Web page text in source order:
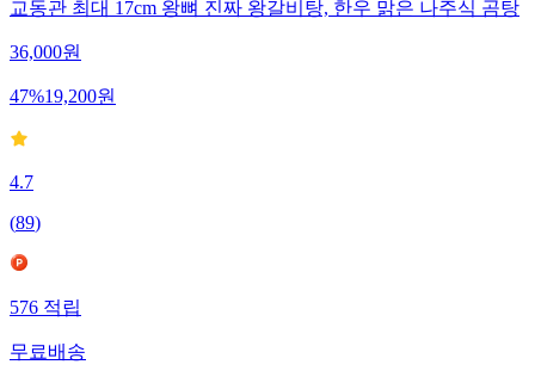
교동관 최대 17cm 왕뼈 진짜 왕갈비탕, 한우 맑은 나주식 곰탕
36,000원
47%19,200원
4.7
(89)
576적립
무료배송